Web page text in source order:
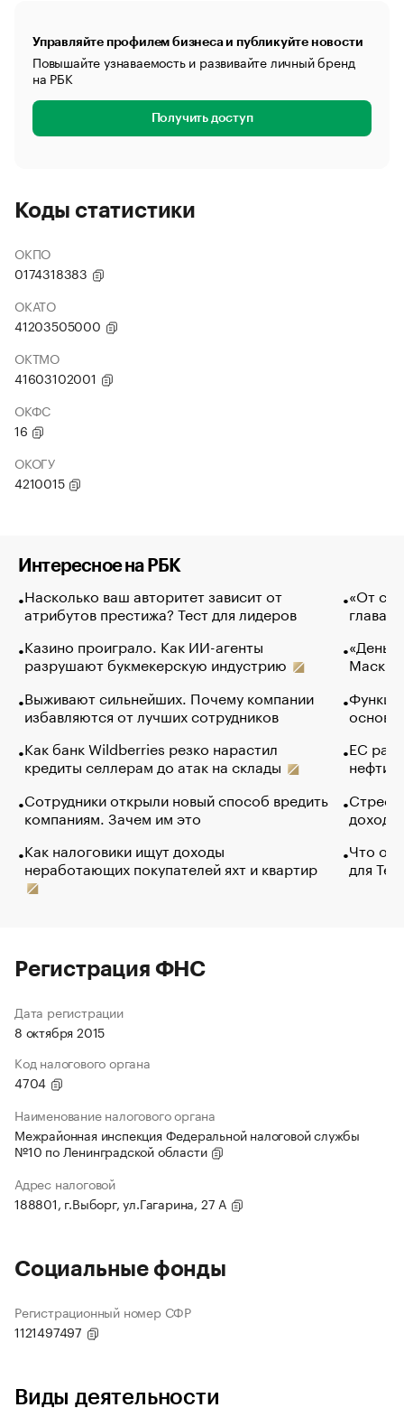
Управляйте профилем бизнеса и публикуйте новости
Повышайте узнаваемость и развивайте личный бренд
на РБК
Получить доступ
Коды статистики
ОКПО
0174318383
ОКАТО
41203505000
ОКТМО
41603102001
ОКФС
16
ОКОГУ
4210015
Интересное на РБК
Насколько ваш авторитет зависит от
атрибутов престижа? Тест для лидеров
Казино проиграло. Как ИИ-агенты
разрушают букмекерскую индустрию
Выживают сильнейших. Почему компании
избавляются от лучших сотрудников
Как банк Wildberries резко нарастил
кредиты селлерам до атак на склады
Сотрудники открыли новый способ вредить
компаниям. Зачем им это
Как налоговики ищут доходы
неработающих покупателей яхт и квартир
«От
глава
Маск в
основ
ЕС
нефти
Что
для
Регистрация ФНС
Дата регистрации
8 октября 2015
Код налогового органа
4704
Наименование налогового органа
Межрайонная инспекция Федеральной налоговой службы
№10 по Ленинградской области
Адрес налоговой
188801, г.Выборг, ул.Гагарина, 27 А
Социальные фонды
Регистрационный номер СФР
1121497497
Виды деятельности